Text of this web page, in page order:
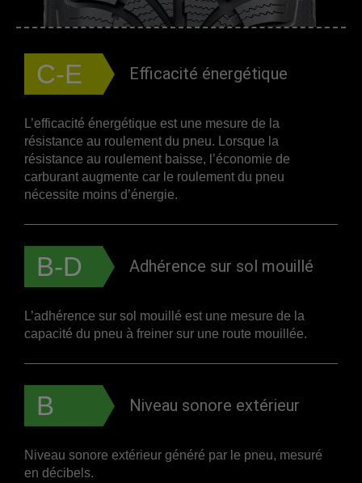
C-E Efficacité énergétique
L’efficacité énergétique est une mesure de la
résistance au roulement du pneu. Lorsque la
résistance au roulement baisse, l’économie de
carburant augmente car le roulement du pneu
nécessite moins d’énergie.
B-D Adhérence sur sol mouillé
L’adhérence sur sol mouillé est une mesure de la
capacité du pneu à freiner sur une route mouillée.
B Niveau sonore extérieur
Niveau sonore extérieur généré par le pneu, mesuré
en décibels.